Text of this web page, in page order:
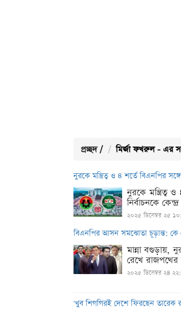
প্রচ্ছদ / মির্জা ফখরুল - এর
নুরকে মন্ত্রিত্ব ও ৪ শর্তে বিএনপির
নুরকে মন্ত্রিত্ব
নির্বাচনকে
২০২৫ ডিসেম্বর ২৫
বিএনপির আসন সমঝোতা চূড়ান্ত:
মান্না বগুড়ায়,
রেখে
২০২৫ ডিসেম্বর ২৪
'খুব শিগগিরই দেশে ফিরছেন তারেক